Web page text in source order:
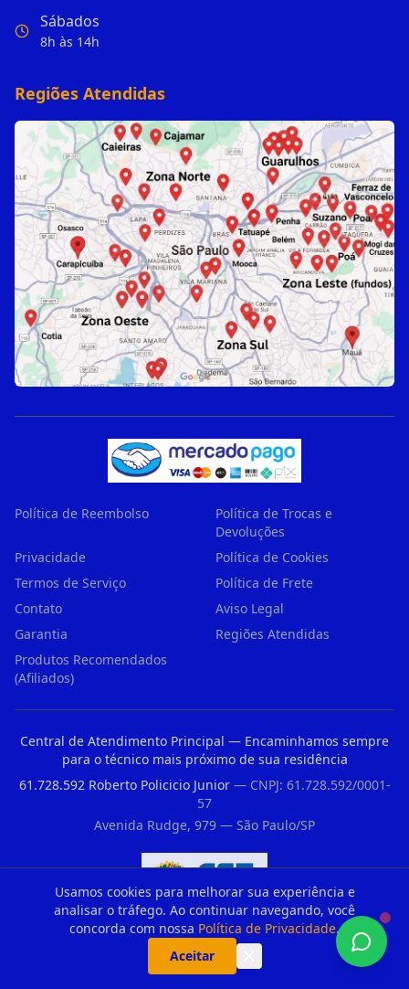
Usamos cookies para melhorar sua experiência e
analisar o tráfego. Ao continuar navegando, você
concorda com nossa Política de Privacidade.
Aceitar
Sábados
8h às 14h
Regiões Atendidas
Política de Reembolso
Política de Trocas e
Devoluções
Privacidade
Política de Cookies
Termos de Serviço
Política de Frete
Contato
Aviso Legal
Garantia
Regiões Atendidas
Produtos Recomendados
(Afiliados)
Central de Atendimento Principal — Encaminhamos sempre
para o técnico mais próximo de sua residência
61.728.592 Roberto Policicio Junior— CNPJ: 61.728.592/0001-
57
Avenida Rudge, 979 — São Paulo/SP
Registro CFT nº 33176235860 — Conselho Federal dos Técnicos Industriais